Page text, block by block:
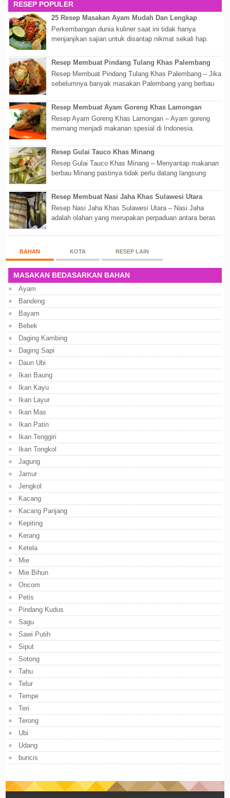
RESEP POPULER
25 Resep Masakan Ayam Mudah Dan Lengkap
Perkembangan dunia kuliner saat ini tidak hanya
menjanjikan sajian untuk disantap nikmat sekali hap.
Resep Membuat Pindang Tulang Khas Palembang
Resep Membuat Pindang Tulang Khas Palembang – Jika
sebelumnya banyak masakan Palembang yang berbau
Resep Membuat Ayam Goreng Khas Lamongan
Resep Ayam Goreng Khas Lamongan – Ayam goreng
memang menjadi makanan spesial di Indonesia.
Resep Gulai Tauco Khas Minang
Resep Gulai Tauco Khas Minang – Menyantap makanan
berbau Minang pastinya tidak perlu datang langsung
Resep Membuat Nasi Jaha Khas Sulawesi Utara
Resep Nasi Jaha Khas Sulawesi Utara – Nasi Jaha
adalah olahan yang merupakan perpaduan antara beras
BAHAN KOTA RESEP LAIN
MASAKAN BEDASARKAN BAHAN
Ayam
Bandeng
Bayam
Bebek
Daging Kambing
Daging Sapi
Daun Ubi
Ikan Baung
Ikan Kayu
Ikan Layur
Ikan Mas
Ikan Patin
Ikan Tenggiri
Ikan Tongkol
Jagung
Jamur
Jengkol
Kacang
Kacang Panjang
Kepiting
Kerang
Ketela
Mie
Mie Bihun
Oncom
Petis
Pindang Kudus
Sagu
Sawi Putih
Siput
Sotong
Tahu
Telur
Tempe
Teri
Terong
Ubi
Udang
buncis